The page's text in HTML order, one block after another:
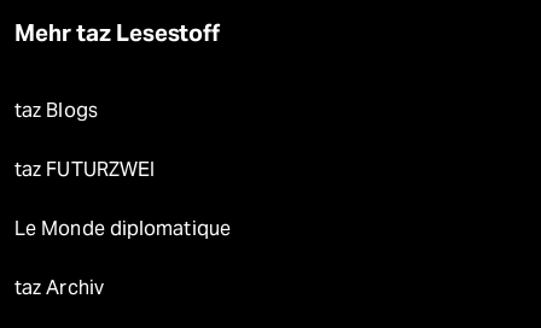
Mehr taz Lesestoff
taz Blogs
taz FUTURZWEI
Le Monde diplomatique
taz Archiv